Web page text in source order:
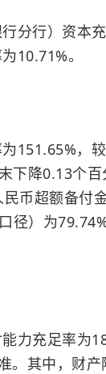
分行）资本
10.71%。
151.65%，
下降0.13个
币超额备付
径）为
力充足率为
其中，财产